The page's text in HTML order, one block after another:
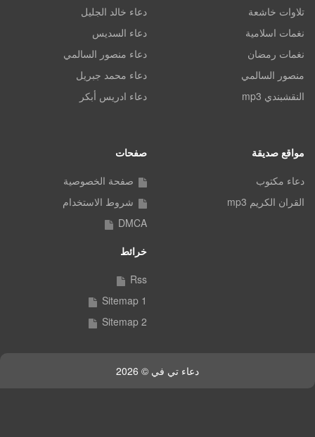
تلاوات خاشعة
نغمات اسلامية
نغمات رمضان
منصور السالمي
النقشبندي mp3
دعاء خالد الجليل
دعاء السديس
دعاء منصور السالمي
دعاء محمد جبريل
دعاء ادريس أبكر
مواقع صديقة
دعاء مكتوب
القران الكريم mp3
صفحات
صفحة الخصوصية
شروط الاستخدام
DMCA
خرائط
Rss
Sitemap 1
Sitemap 2
دعاء تي في © 2026